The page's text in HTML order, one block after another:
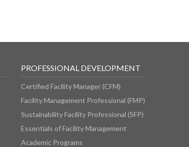
PROFESSIONAL DEVELOPMENT
Certified Facility Manager (CFM)
Facility Management Professional (FMP)
Sustainability Facility Professional (SFP)
Essentials of Facility Management
Academic Programs